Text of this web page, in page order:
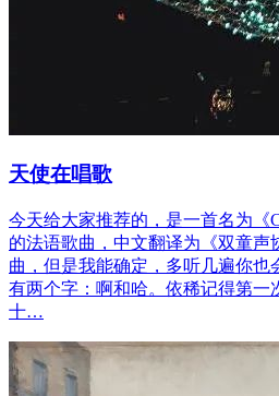
天使在唱歌
今天给大家推荐的，是一首名为《
的法语歌曲，中文翻译为《双童声
曲，但是我能确定，多听几遍你也
有两个字：啊和哈。依稀记得第一
十…